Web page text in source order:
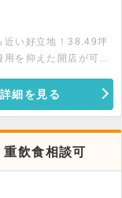
近い好立地！38.49坪
を抑えた開店が可
詳細を見る
飲食相談可